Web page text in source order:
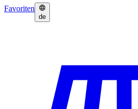
Favoriten
de